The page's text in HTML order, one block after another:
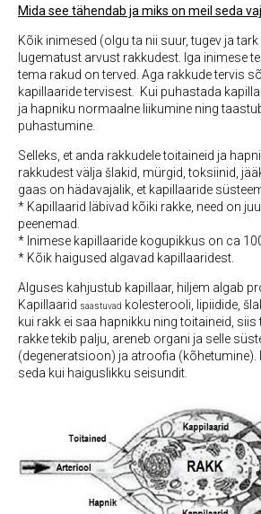
Mida see tähendab ja miks on meil seda
Kõik inimesed (olgu ta nii suur, tugev ja
lugematust arvust rakkudest. Iga inimese
tema rakud on terved. Aga rakkude tervis
kapillaaride tervisest. Kui puhastada
ja hapniku normaalne liikumine ning
puhastumine.
Selleks, et anda rakkudele toitaineid ja
rakkudest välja šlakid, mürgid, toksiinid,
gaas on hädavajalik, et kapillaaride
* Kapillaarid läbivad kõiki rakke, need on
peenemad.
* Inimese kapillaaride kogupikkus on ca
* Kõik haigused algavad kapillaaridest.
Alguses kahjustub kapillaar, hiljem algab
Kapillaarid saastuvad kolesterooli, lipiidide,
kui rakk ei saa hapnikku ning toitaineid, siis
rakke tekib palju, areneb organi ja selle
(degeneratsioon) ja atroofia (kõhetumine).
seda kui haiguslikku seisundit.